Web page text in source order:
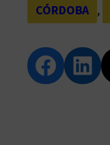
CÓRDOBA ,
Compartir en Facebook Compartir en LinkedIn